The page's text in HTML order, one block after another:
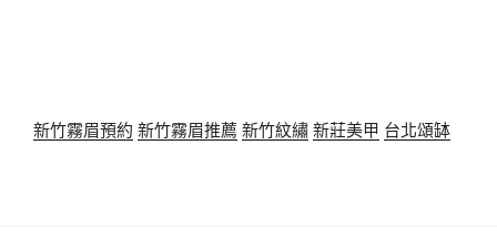
新竹霧眉預約 新竹霧眉推薦 新竹紋繡新莊美甲 台北頌缽